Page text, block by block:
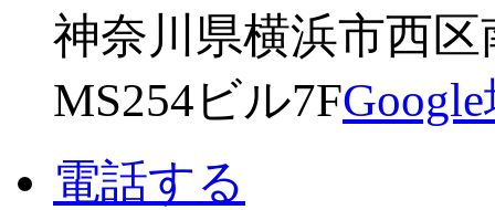
神奈川県横浜市西区
MS254ビル7F
電話する